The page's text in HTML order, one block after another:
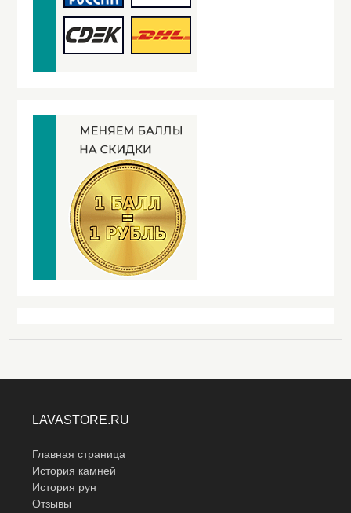
LAVASTORE.RU
Главная страница
История камней
История рун
Отзывы